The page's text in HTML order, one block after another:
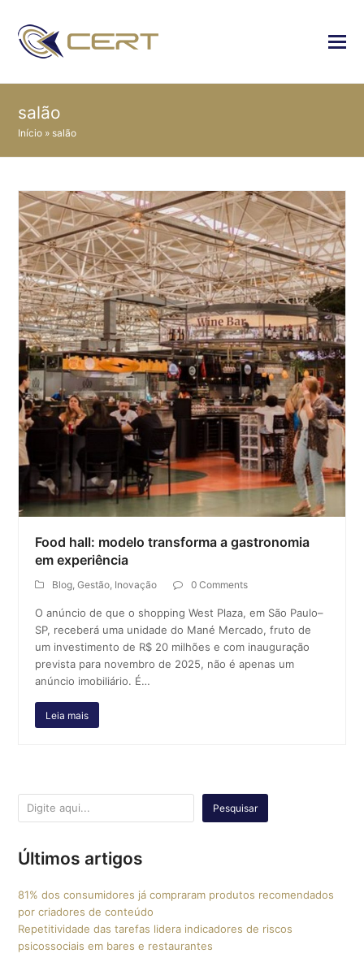
salão
Início » salão
Food hall: modelo transforma a gastronomia
em experiência
Blog,Gestão, Inovação 0 Comments
O anúncio de que o shopping West Plaza, em São Paulo–
SP, receberá uma unidade do Mané Mercado, fruto de
um investimento de R$ 20 milhões e com inauguração
prevista para novembro de 2025, não é apenas um
anúncio imobiliário. É…
Leia mais
Pesquisar
Últimos artigos
81% dos consumidores já compraram produtos recomendados
por criadores de conteúdo
Repetitividade das tarefas lidera indicadores de riscos
psicossociais em bares e restaurantes